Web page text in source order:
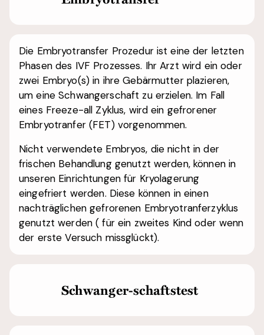
Die Embryotransfer Prozedur ist eine der letzten
Phasen des IVF Prozesses. Ihr Arzt wird ein oder
zwei Embryo(s) in ihre Gebärmutter plazieren,
um eine Schwangerschaft zu erzielen. Im Fall
eines Freeze-all Zyklus, wird ein gefrorener
Embryotranfer (FET) vorgenommen.
Nicht verwendete Embryos, die nicht in der
frischen Behandlung genutzt werden, können in
unseren Einrichtungen für Kryolagerung
eingefriert werden. Diese können in einen
nachträglichen gefrorenen Embryotranferzyklus
genutzt werden ( für ein zweites Kind oder wenn
der erste Versuch missglückt).
Schwanger-schaftstest